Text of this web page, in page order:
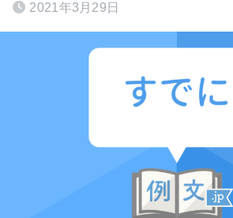
2021年3月29日